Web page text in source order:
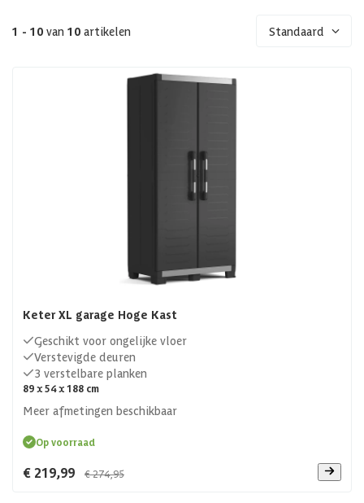
makkelijk in onderhoud en waterdicht. Zo blijven al je
maten, kleuren en stijlen, zo is er altijd een kast die past bij
1 - 10 van 10 artikelen Standaard
Keter XL garage Hoge Kast
Geschikt voor ongelijke vloer
Verstevigde deuren
3 verstelbare planken
89 x 54 x 188 cm
Meer afmetingen beschikbaar
Op voorraad
€ 219,99 € 274,95